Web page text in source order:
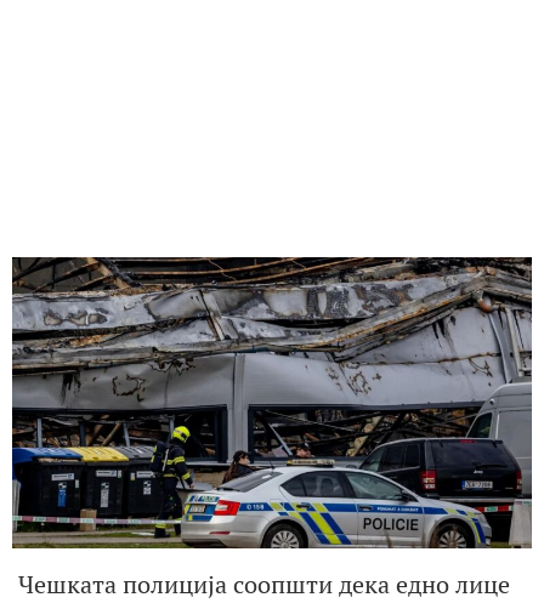
Чешката полиција соопшти дека едно лице